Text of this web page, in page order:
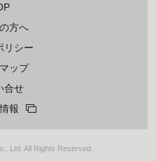
方へ
リシー
ップ
合せ
報
Ltd. All Rights Reserved.